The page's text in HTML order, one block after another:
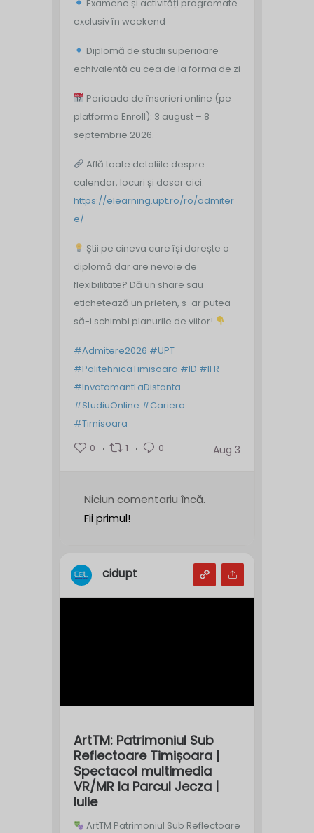
Examene și activități programate
exclusiv în weekend
Diplomă de studii superioare
echivalentă cu cea de la forma de zi
Perioada de înscrieri online (pe
platforma Enroll): 3 august – 8
septembrie 2026.
Află toate detaliile despre
calendar, locuri și dosar aici:
https://elearning.upt.ro/ro/admiter
e/
Știi pe cineva care își dorește o
diplomă dar are nevoie de
flexibilitate? Dă un share sau
etichetează un prieten, s-ar putea
să-i schimbi planurile de viitor!
#Admitere2026 #UPT
#PolitehnicaTimisoara #ID #IFR
#InvatamantLaDistanta
#StudiuOnline #Cariera
#Timisoara
0
1 0 Aug 3
Niciun comentariu încă.
Fii primul!
cidupt
ArtTM: Patrimoniul Sub
Reflectoare Timișoara |
Spectacol multimedia
VR/MR la Parcul Jecza |
Iulie
ArtTM Patrimoniul Sub Reflectoare